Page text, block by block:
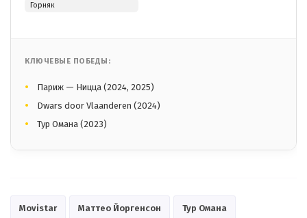
Горняк
КЛЮЧЕВЫЕ ПОБЕДЫ:
Париж — Ницца (2024, 2025)
Dwars door Vlaanderen (2024)
Тур Омана (2023)
Movistar Маттео Йоргенсон Тур Омана